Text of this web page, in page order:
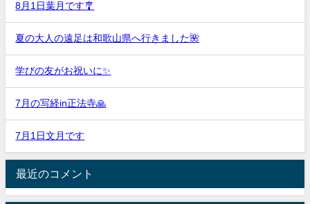
8月1日葉月です🎐
夏の大人の遠足は和歌山県へ行きました🌺
学びの友がお祝いに✨
7月の写経in正法寺🙏
7月1日文月です
最近のコメント